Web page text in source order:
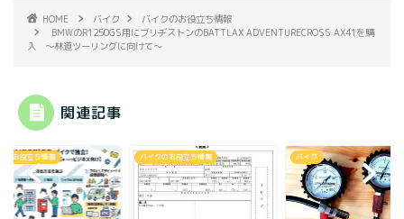
HOME バイク
バイクのお役立ち情報
BMWのR1250GS用にブリヂストンのBATTLAX ADVENTURECROSS AX41を購
入 ～林道ツーリングに向けて～
関連記事
のお役立ち情報 バイクのお役立ち情報 バイク